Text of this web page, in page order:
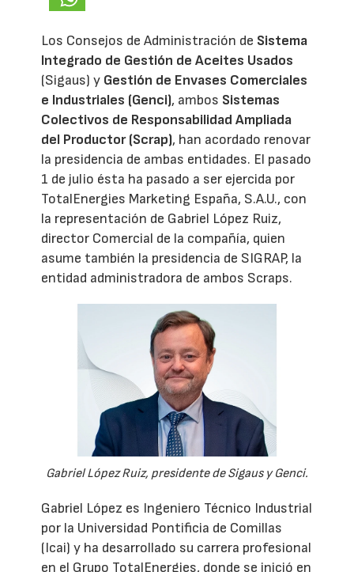
Los Consejos de Administración de Sistema
Integrado de Gestión de Aceites Usados
(Sigaus) y Gestión de Envases Comerciales
e Industriales (Genci), ambos Sistemas
Colectivos de Responsabilidad Ampliada
del Productor (Scrap), han acordado renovar
la presidencia de ambas entidades. El pasado
1 de julio ésta ha pasado a ser ejercida por
TotalEnergies Marketing España, S.A.U., con
la representación de Gabriel López Ruiz,
director Comercial de la compañía, quien
asume también la presidencia de SIGRAP, la
entidad administradora de ambos Scraps.
Gabriel López Ruiz, presidente de Sigaus y Genci.
Gabriel López es Ingeniero Técnico Industrial
por la Universidad Pontificia de Comillas
(Icai) y ha desarrollado su carrera profesional
en el Grupo TotalEnergies, donde se inició en